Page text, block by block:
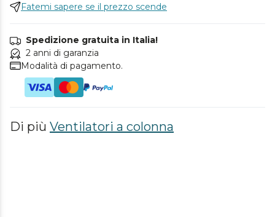
Fatemi sapere se il prezzo scende
Spedizione gratuita in Italia!
2 anni di garanzia
Modalità di pagamento.
Di più Ventilatori a colonna